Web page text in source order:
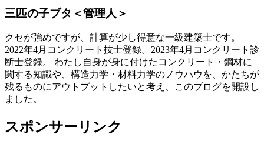
三匹の子ブタ＜管理人＞
クセが強めですが、計算が少し得意な一級建築士です。
2022年4月コンクリート技士登録。2023年4月コンクリート診
断士登録。 わたし自身が身に付けたコンクリート・鋼材に
関する知識や、構造力学・材料力学のノウハウを、かたちが
残るものにアウトプットしたいと考え、このブログを開設し
ました。
スポンサーリンク